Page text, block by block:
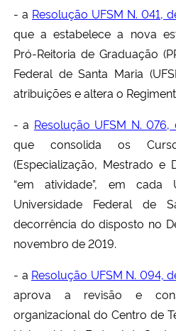
- a Resolução UFSM N. 041,
que a estabelece a nova
Pró-Reitoria de Graduação
Federal de Santa Maria
atribuições e altera o
- a Resolução UFSM N.
que consolida os
(Especialização, Mestrado e
“em atividade”, em cada
Universidade Federal de
decorrência do disposto no
novembro de 2019.
- a Resolução UFSM N. 094,
aprova a revisão e
organizacional do Centro de